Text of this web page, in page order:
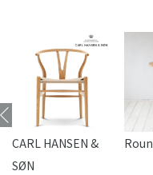
CARL HANSEN &
SØN